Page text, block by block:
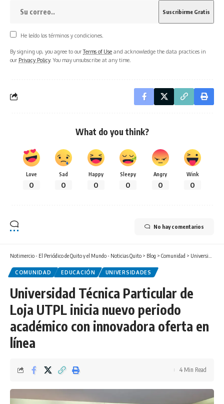
He leído los términos y condiciones.
By signing up, you agree to ourTerms of Use and acknowledge the data practices in
our Privacy Policy. You may unsubscribe at any time.
What do you think?
Love
0
Sad
0
Happy
0
Sleepy
0
Angry
0
Wink
0
No hay comentarios
Notimercio - El Periódico de Quito y el Mundo - Noticias Quito > Blog > Comunidad > Universidad Técnica Particular de Loja UTPL inicia nuevo periodo académico con innovadora oferta en línea
COMUNIDAD EDUCACIÓN UNIVERSIDADES
Universidad Técnica Particular de
Loja UTPL inicia nuevo periodo
académico con innovadora oferta en
línea
4 Min Read